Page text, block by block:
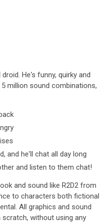
He's funny, quirky and
million sound combinations,
and he'll chat all day long
and listen to them chat!
and sound like R2D2 from
to characters both fictional
All graphics and sound
without using any